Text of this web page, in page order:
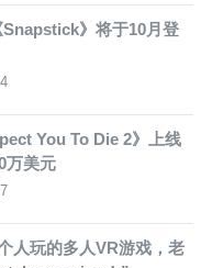
》将于10月登
You To Die 2》上线
万美元
人玩的多人VR游戏，老